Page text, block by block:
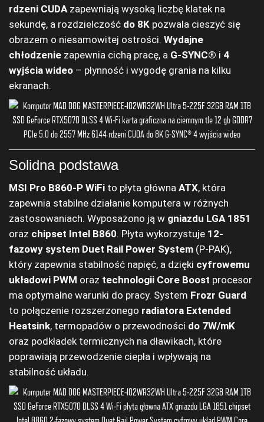
rdzeni CUDA zapewniają wysoką liczbę klatek na
sekundę, a rozdzielczość do 8K pozwala cieszyć się
obrazem o niesamowitej ostrości. Wydajne
chłodzenie zapewnia cichą pracę, a G-SYNC® i 4
wyjścia wideo – płynność i wygodę grania na kilku
ekranach.
Solidna podstawa
MSI Pro B860-P WiFi to płyta główna ATX, która
zapewnia stabilne działanie komputera w różnych
zastosowaniach. Wyposażono ją w gniazdu LGA 1851
oraz chipset Intel B860. Płyta wykorzystuje 12-
fazowy system Duet Rail Power System (P-PAK),
który zapewnia stabilność napięć, a dzięki cyfrowemu
układowi PWM oraz technologii Core Boost procesor
ma optymalne warunki do pracy. System Frozr Guard
to połączenie rozszerzonego radiatora Extended
Heatsink, termopadów o przewodności do 7W/mK
oraz podkładek termicznych na dławikach, które
poprawiają przewodzenie ciepła i wpływają na
stabilność układu.